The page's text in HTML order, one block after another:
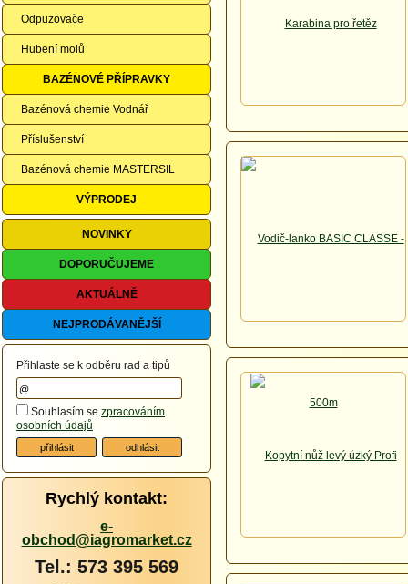
Odpuzovače
Hubení molů
BAZÉNOVÉ PŘÍPRAVKY
Bazénová chemie Vodnář
Příslušenství
Bazénová chemie MASTERSIL
VÝPRODEJ
NOVINKY
DOPORUČUJEME
AKTUÁLNĚ
NEJPRODÁVANĚJŠÍ
Přihlaste se k odběru rad a tipů
Souhlasím se zpracováním
osobních údajů
Rychlý kontakt:
e-
obchod@iagromarket.cz
Tel.: 573 395 569